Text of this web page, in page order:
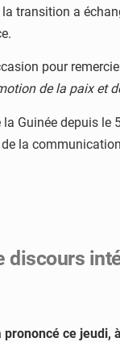
transition a
pour
de la paix et
la Guinée
la
ce